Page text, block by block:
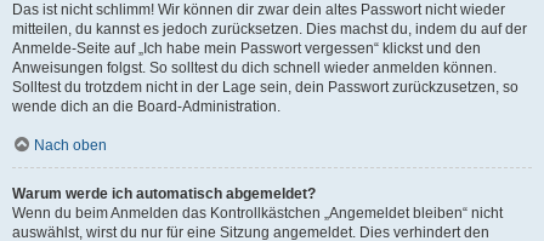
Das ist nicht schlimm! Wir können dir zwar dein altes Passwort nicht wieder
mitteilen, du kannst es jedoch zurücksetzen. Dies machst du, indem du auf der
Anmelde-Seite auf „Ich habe mein Passwort vergessen“ klickst und den
Anweisungen folgst. So solltest du dich schnell wieder anmelden können.
Solltest du trotzdem nicht in der Lage sein, dein Passwort zurückzusetzen, so
wende dich an die Board-Administration.
Nach oben
Warum werde ich automatisch abgemeldet?
Wenn du beim Anmelden das Kontrollkästchen „Angemeldet bleiben“ nicht
auswählst, wirst du nur für eine Sitzung angemeldet. Dies verhindert den